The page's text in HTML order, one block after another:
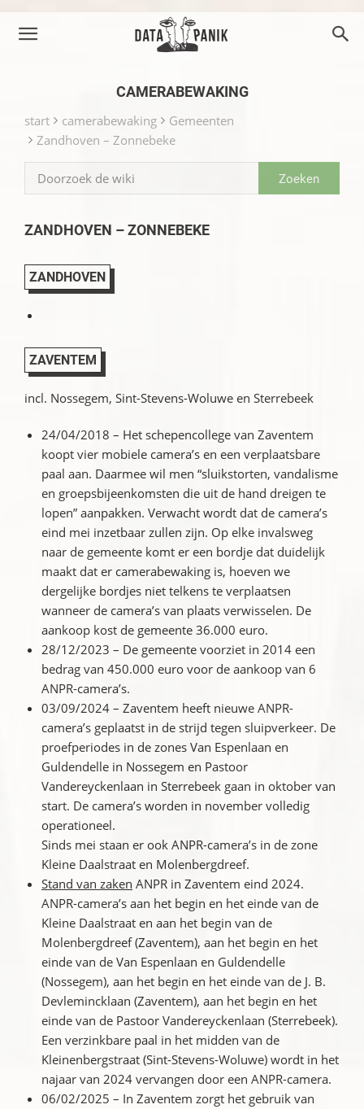
CAMERABEWAKING
start camerabewaking
Gemeenten
Zandhoven – Zonnebeke
ZANDHOVEN – ZONNEBEKE
ZANDHOVEN
ZAVENTEM
incl. Nossegem, Sint-Stevens-Woluwe en Sterrebeek
24/04/2018 – Het schepencollege van Zaventem
koopt vier mobiele camera’s en een verplaatsbare
paal aan. Daarmee wil men “sluikstorten, vandalisme
en groepsbijeenkomsten die uit de hand dreigen te
lopen” aanpakken. Verwacht wordt dat de camera’s
eind mei inzetbaar zullen zijn. Op elke invalsweg
naar de gemeente komt er een bordje dat duidelijk
maakt dat er camerabewaking is, hoeven we
dergelijke bordjes niet telkens te verplaatsen
wanneer de camera’s van plaats verwisselen. De
aankoop kost de gemeente 36.000 euro.
28/12/2023 – De gemeente voorziet in 2014 een
bedrag van 450.000 euro voor de aankoop van 6
ANPR-camera’s.
03/09/2024 – Zaventem heeft nieuwe ANPR-
camera’s geplaatst in de strijd tegen sluipverkeer. De
proefperiodes in de zones Van Espenlaan en
Guldendelle in Nossegem en Pastoor
Vandereyckenlaan in Sterrebeek gaan in oktober van
start. De camera’s worden in november volledig
operationeel.
Sinds mei staan er ook ANPR-camera’s in de zone
Kleine Daalstraat en Molenbergdreef.
Stand van zaken ANPR in Zaventem eind 2024.
ANPR-camera’s aan het begin en het einde van de
Kleine Daalstraat en aan het begin van de
Molenbergdreef (Zaventem), aan het begin en het
einde van de Van Espenlaan en Guldendelle
(Nossegem), aan het begin en het einde van de J. B.
Devlemincklaan (Zaventem), aan het begin en het
einde van de Pastoor Vandereyckenlaan (Sterrebeek).
Een verzinkbare paal in het midden van de
Kleinenbergstraat (Sint-Stevens-Woluwe) wordt in het
najaar van 2024 vervangen door een ANPR-camera.
06/02/2025 – In Zaventem zorgt het gebruik van